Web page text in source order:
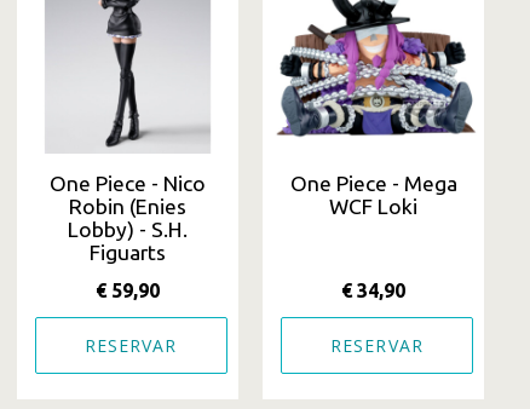
One Piece - Nico
Robin (Enies
Lobby) - S.H.
Figuarts
€ 59,90
RESERVAR
One Piece - Mega
WCF Loki
€ 34,90
RESERVAR